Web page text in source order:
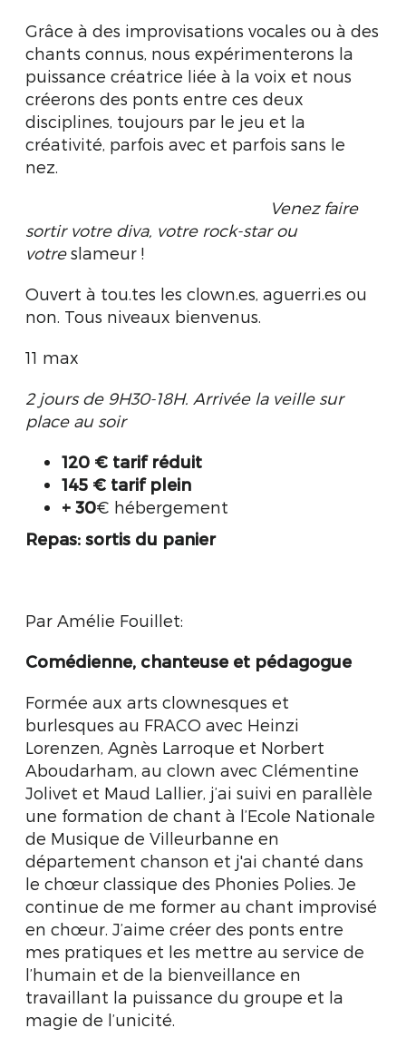
Grâce à des improvisations vocales ou à des
chants connus, nous expérimenterons la
puissance créatrice liée à la voix et nous
créerons des ponts entre ces deux
disciplines, toujours par le jeu et la
créativité, parfois avec et parfois sans le
nez.
Venez faire
sortir votre diva, votre rock-star ou
votreslameur !
Ouvert à tou.tes les clown.es, aguerri.es ou
non. Tous niveaux bienvenus.
11 max
2jours de 9H30-18H. Arrivée la veille sur
place au soir
120 € tarif réduit
145 € tarif plein
+ 30€ hébergement
Repas: sortis du panier
Par Amélie Fouillet:
Comédienne, chanteuse et pédagogue
Formée aux arts clownesques et
burlesques au FRACO avec Heinzi
Lorenzen, Agnès Larroque et Norbert
Aboudarham, au clown avec Clémentine
Jolivet et Maud Lallier, j’ai suivi en parallèle
une formation de chant à l’Ecole Nationale
de Musique de Villeurbanne en
département chanson et j'ai chanté dans
le chœur classique des Phonies Polies. Je
continue de me former au chant improvisé
en chœur. J’aime créer des ponts entre
mes pratiques et les mettre au service de
l’humain et de la bienveillance en
travaillant la puissance du groupe et la
magie de l’unicité.